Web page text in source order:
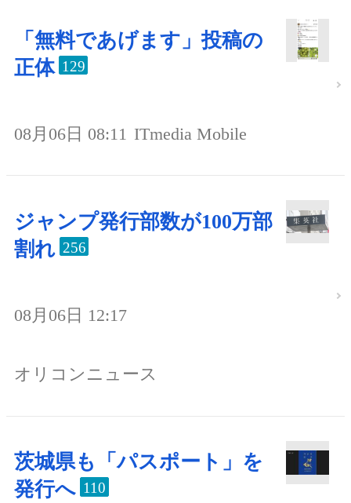
「無料であげます」投稿の
正体 129
08月06日 08:11 ITmedia Mobile
ジャンプ発行部数が100万部
割れ 256
08月06日 12:17
オリコンニュース
茨城県も「パスポート」を
発行へ 110